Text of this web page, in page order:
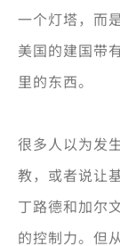
一个灯塔，而
美国的建国带
里的东西。
很多人以为发
教，或者说让
丁路德和加尔
的控制力。但